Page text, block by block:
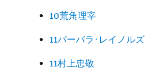
10荒角理宰
11バーバラ･レイノルズ
11村上忠敬